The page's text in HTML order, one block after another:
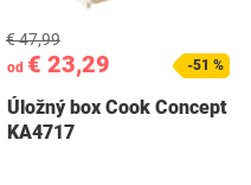
od € 23,29
€ 47,99
-51 %
Úložný box Cook Concept
KA4717